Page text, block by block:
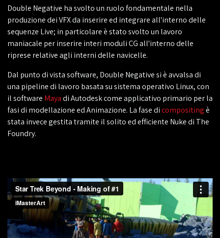
Double Negative ha svolto un ruolo fondamentale nella
produzione dei VFX da inserire ed integrare all'interno delle
sequenze Live; in particolare è stato svolto un lavoro
maniacale per inserire interi moduli CG all'interno delle
riprese relative agli interni delle navicelle.
Dal punto di vista software, Double Negative si è avvalsa di
una pipeline di lavoro basata su sistema operativo Linux, con
il software Mayadi Autodesk come applicativo primario per la
fasi di modellazione ed Animazione. La fase dicompositingè
stata invece gestita tramite il solito ed efficiente Nuke di The
Foundry.